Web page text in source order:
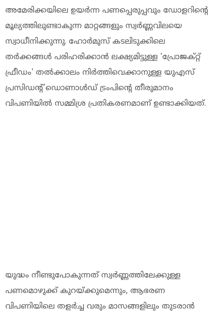
അമേരിക്കയിലെ ഉയർന്ന പണപ്പെരുപ്പവും ഡോളറിന്റെ
മൂല്യത്തിലുണ്ടാകുന്ന മാറ്റങ്ങളും സ്വർണ്ണവിലയെ
സ്വാധീനിക്കുന്നു. ഹോർമുസ് കടലിടുക്കിലെ
തർക്കങ്ങൾ പരിഹരിക്കാൻ ലക്ഷ്യമിട്ടുള്ള 'പ്രോജക്റ്റ്
ഫ്രീഡം' തൽക്കാലം നിർത്തിവെക്കാനുള്ള യുഎസ്
പ്രസിഡന്റ് ഡൊണാൾഡ് ട്രംപിന്റെ തീരുമാനം
വിപണിയിൽ സമ്മിശ്ര പ്രതികരണമാണ് ഉണ്ടാക്കിയത്.
യുദ്ധം നീണ്ടുപോകുന്നത് സ്വർണ്ണത്തിലേക്കുള്ള
പണമൊഴുക്ക് കുറയ്ക്കുമെന്നും, ആഭരണ
വിപണിയിലെ തളർച്ച വരും മാസങ്ങളിലും തുടരാൻ